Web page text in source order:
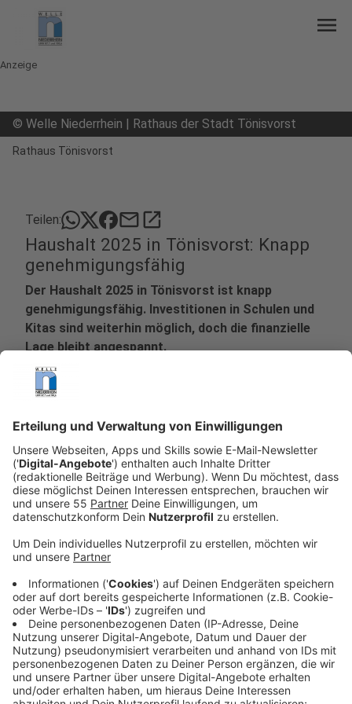
menu
Anzeige
© Welle Niederrhein | Rathaus der Stadt Tönisvorst
Rathaus Tönisvorst
Teilen: mailopen_in_new
Haushalt 2025 in Tönisvorst: Knapp
genehmigungsfähig
Der Haushalt 2025 in Tönisvorst ist knapp
genehmigungsfähig. Investitionen in Schulen und
Kitas sind weiterhin möglich, doch die finanzielle
Lage bleibt angespannt.
Veröffentlicht:
Anzeige
In Tönisvorst liegt ein Entwurf für den Haushalt 2025
vor. Die Kämmerin hat ihn den Politikern im Stadtrat
vorgestellt. Demnach ist der Haushalt zwar nicht
– wenn auch nur knapp.
Anzeige